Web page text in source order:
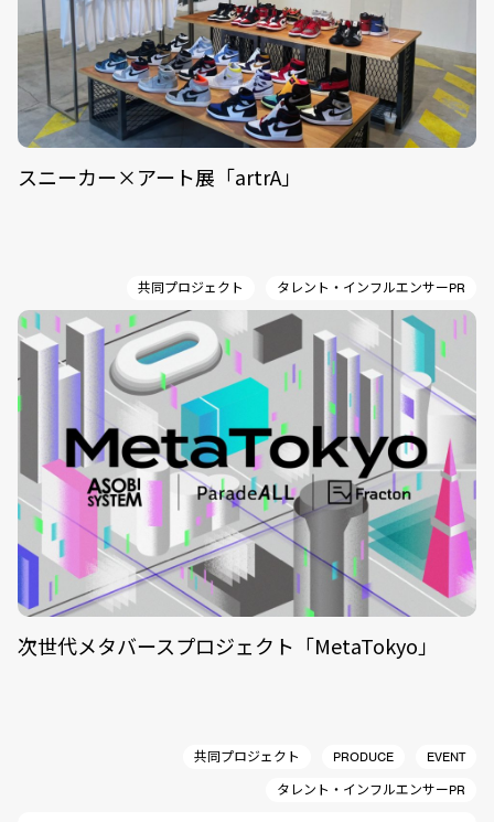
スニーカー×アート展「artrA」
共同プロジェクト タレント・インフルエンサーPR
次世代メタバースプロジェクト「MetaTokyo」
共同プロジェクト PRODUCE
EVENT
タレント・インフルエンサーPR